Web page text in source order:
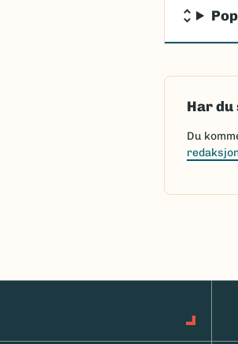
Har du
Du